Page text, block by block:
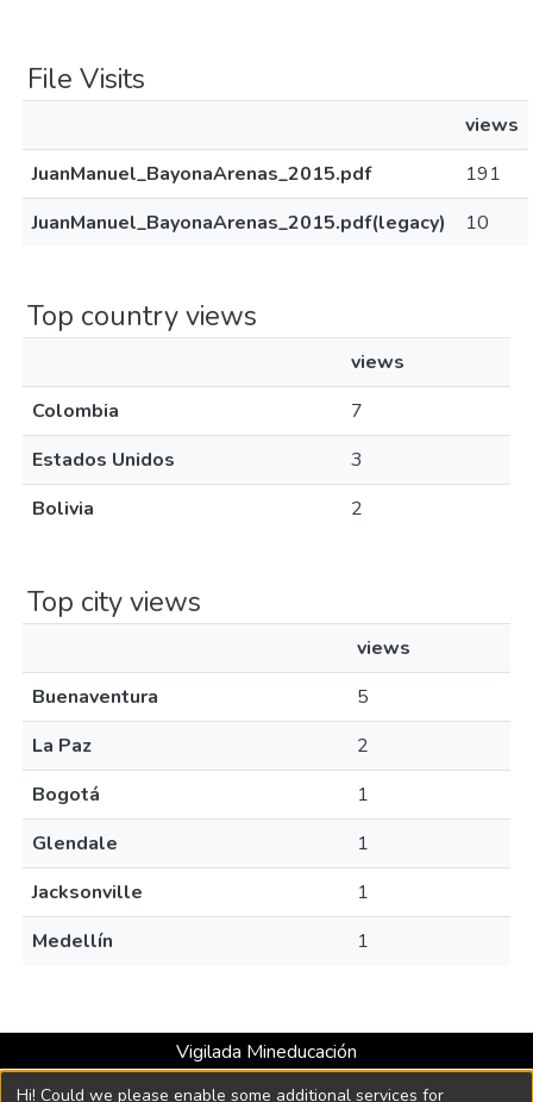
File Visits
views
JuanManuel_BayonaArenas_2015.pdf
191
JuanManuel_BayonaArenas_2015.pdf(legacy)
10
Top country views
views
Colombia
7
Estados Unidos
3
Bolivia
2
Top city views
views
Buenaventura
5
La Paz
2
Bogotá
1
Glendale
1
Jacksonville
1
Medellín
1
Vigilada Mineducación
Universidad con Acreditación Institucional hasta 2026 -
Hi! Could we please enable some additional services for